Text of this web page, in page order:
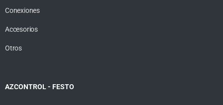
Conexiones
Accesorios
Otros
AZCONTROL - FESTO